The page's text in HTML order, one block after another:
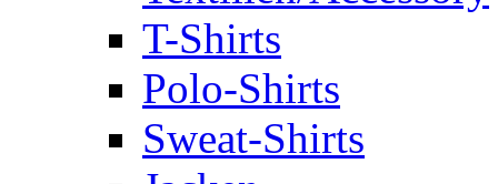
T-Shirts
Polo-Shirts
Sweat-Shirts